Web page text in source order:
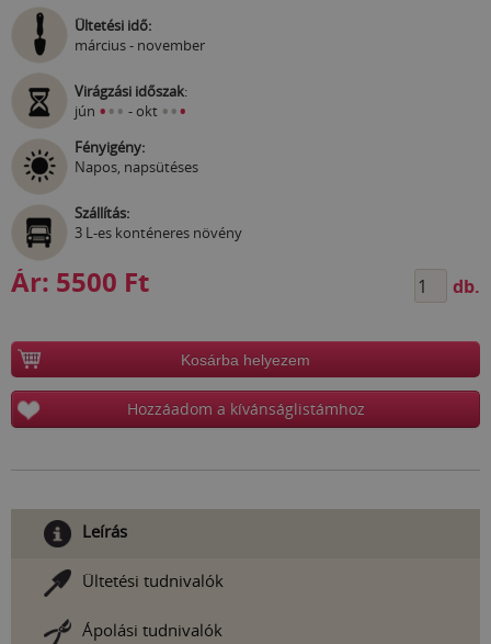
Ültetési idő:
március - november
Virágzási időszak:
jún ••• - okt •••
Fényigény:
Napos, napsütéses
Szállítás:
3 L-es konténeres növény
Ár: 5500 Ft db.
Kosárba helyezem
Hozzáadom a kívánságlistámhoz
Leírás
Ültetési tudnivalók
Ápolási tudnivalók